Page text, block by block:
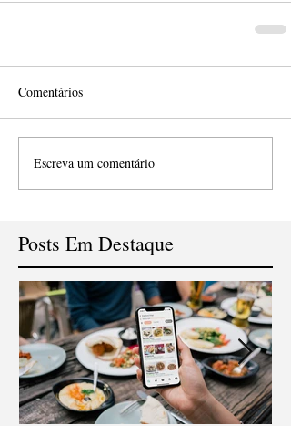
Comentários
Escreva um comentário
Posts Em Destaque